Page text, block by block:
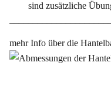
sind zusätzliche
mehr Info über die